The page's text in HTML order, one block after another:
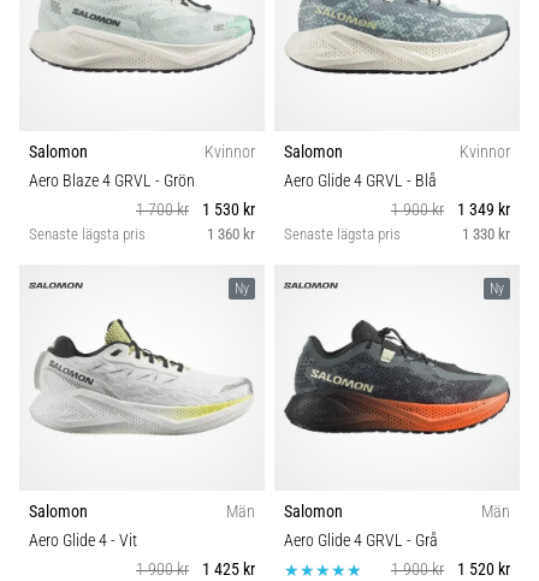
Salomon
Kvinnor
Aero Blaze 4 GRVL - Grön
1 700 kr
1 530 kr
Senaste lägsta pris 1 360 kr
Salomon
Kvinnor
Aero Glide 4 GRVL - Blå
1 900 kr
1 349 kr
Senaste lägsta pris 1 330 kr
Ny
Salomon
Män
Aero Glide 4- Vit
1 900 kr
1 425 kr
Ny
Salomon
Män
Aero Glide 4 GRVL - Grå
1 900 kr
1 520 kr